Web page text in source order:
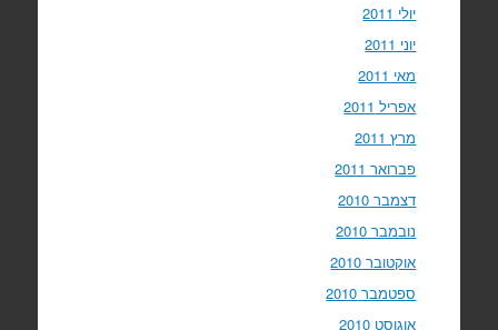
יולי 2011
יוני 2011
מאי 2011
אפריל 2011
מרץ 2011
פברואר 2011
דצמבר 2010
נובמבר 2010
אוקטובר 2010
ספטמבר 2010
אוגוסט 2010